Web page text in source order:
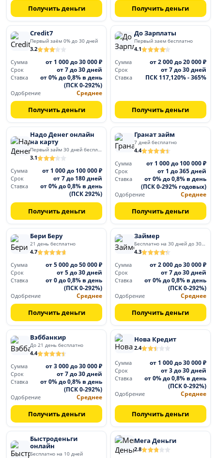
Получить деньги Получить деньги
Credit7
Первый заём 0% до 30 дней
3.2
Сумма
от 1 000 до 30 000 ₽
Срок от 7 до 30 дней
Ставка
от 0% до 0,8% в день
(ПСК 0-292%)
Одобрение Среднее
Получить деньги
До Зарплаты
Первый заем бесплатно
4.1
Сумма
от 2 000 до 20 000 ₽
Срок от 7 до 30 дней
Ставка ПСК 117,120% - 365%
Получить деньги
Надо Денег онлайн
на карту
Первый займ 30 дней бесплатно
3.1
Сумма
от 1 000 до 100 000 ₽
Срок от 7 до 180 дней
Ставка
от 0% до 0,8% в день
(ПСК 292%)
Получить деньги
Гранат займ
7 дней бесплатно
4.4
Сумма
от 1 000 до 100 000 ₽
Срок от 1 до 365 дней
Ставка
от 0% до 0,8% в день
(ПСК 0-292% годовых)
Одобрение Среднее
Получить деньги
Бери Беру
21 день бесплатно
4.7
Сумма
от 5 000 до 50 000 ₽
Срок от 5 до 30 дней
Ставка
от 0 до 0,8% в день
(ПСК 0-292%)
Одобрение Среднее
Получить деньги
Займер
Бесплатно на 30 дней до 30 000
4.3
Сумма
от 2 000 до 30 000 ₽
Срок от 7 до 30 дней
Ставка
от 0% до 0,8% в день
(ПСК 0-292%)
Одобрение Среднее
Получить деньги
Вэббанкир
До 21 день бесплатно
4.4
Сумма
от 3 000 до 30 000 ₽
Срок от 7 до 30 дней
Ставка
от 0% до 0,8% в день
(ПСК 0-292%)
Одобрение Среднее
Получить деньги
Нова Кредит
2.4
Сумма от 1 000 до 30 000 ₽
Срок от 3 до 30 дней
Ставка
от 0% до 0,8% в день
(ПСК 0-292%)
Одобрение Среднее
Получить деньги
Быстроденьги
онлайн
Бесплатно на 10 дней
Мега Деньги
2.8